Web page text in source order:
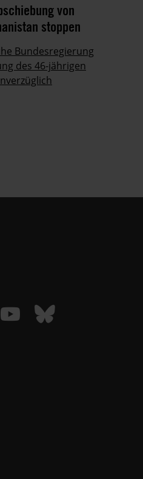
von
stoppen
Bundesregierung
des 46-jährigen